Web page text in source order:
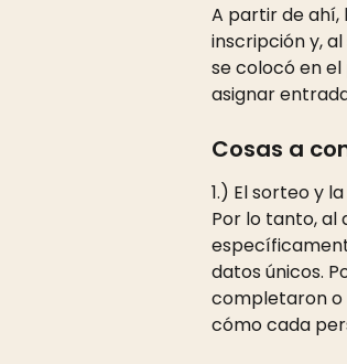
A partir de
inscripción y,
se colocó en
asignar
Cosas a
1.) El sorteo y
Por lo tanto, al
datos únicos.
completaron o
cómo cada